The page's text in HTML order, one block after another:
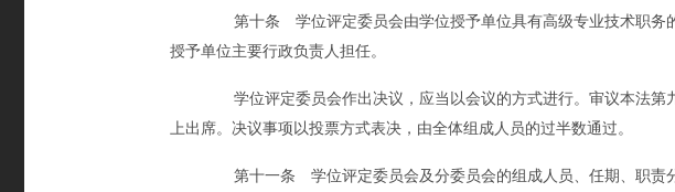
第十条 学位评定委员会由学位授予单位具有高级专业技术职务
授予单位主要行政负责人担任。
学位评定委员会作出决议，应当以会议的方式进行。审议本法第
上出席。决议事项以投票方式表决，由全体组成人员的过半数通过。
第十一条 学位评定委员会及分委员会的组成人员、任期、职责